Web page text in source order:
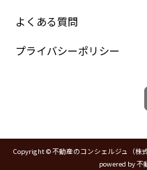
よくある質問
プライバシーポリシー
Copyright © 不動産のコンシェルジュ（株
powered by 不